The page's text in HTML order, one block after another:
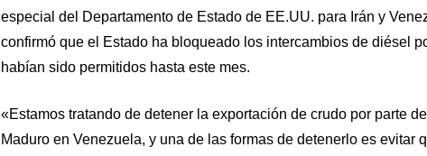
especial del Departamento de Estado de EE.UU. para Irán y
confirmó que el Estado ha bloqueado los intercambios de diésel
habían sido permitidos hasta este mes.
«Estamos tratando de detener la exportación de crudo por parte
Maduro en Venezuela, y una de las formas de detenerlo es evitar